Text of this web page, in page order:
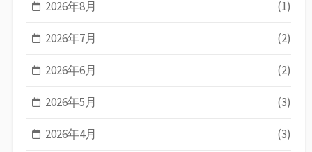
2026年8月 (1)
2026年7月 (2)
2026年6月 (2)
2026年5月 (3)
2026年4月 (3)